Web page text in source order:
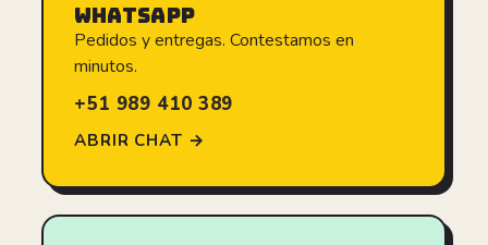
WHATSAPP
Pedidos y entregas. Contestamos en
minutos.
+51 989 410 389
ABRIR CHAT →